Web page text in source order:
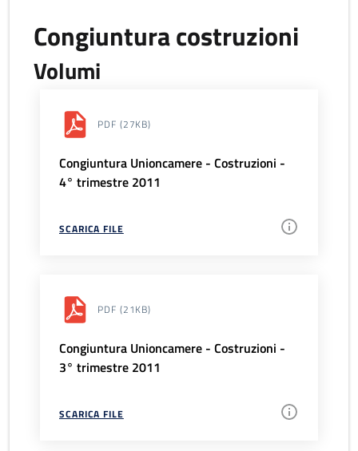
Congiuntura costruzioni
Volumi
PDF (27KB)
Congiuntura Unioncamere - Costruzioni -
4° trimestre 2011
SCARICA FILE
PDF (21KB)
Congiuntura Unioncamere - Costruzioni -
3° trimestre 2011
SCARICA FILE